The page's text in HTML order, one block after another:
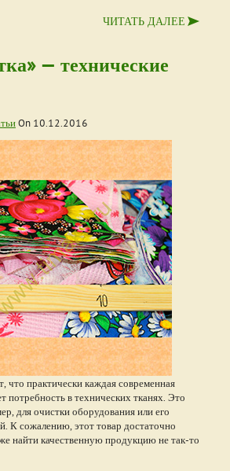
ЧИТАТЬ ДАЛЕЕ
— технические
On 10.12.2016
что практически каждая современная
потребность в технических тканях. Это
для очистки оборудования или его
К сожалению, этот товар достаточно
найти качественную продукцию не так-то